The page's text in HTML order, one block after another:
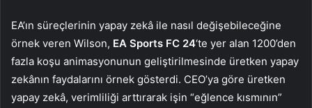
EA’ın süreçlerinin yapay zekâ ile nasıl değişebileceğine
örnek veren Wilson, EA Sports FC 24‘te yer alan 1200’den
fazla koşu animasyonunun geliştirilmesinde üretken yapay
zekânın faydalarını örnek gösterdi. CEO’ya göre üretken
yapay zekâ, verimliliği arttırarak işin “eğlence kısmının”